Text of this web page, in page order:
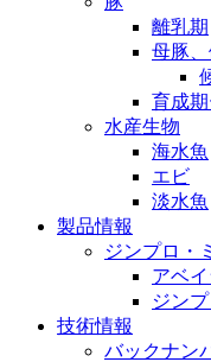
離乳期
母豚
育成
水産生物
海水魚
エビ
淡水魚
製品情報
ジンプロ・
アベ
ジン
技術情報
バックナン